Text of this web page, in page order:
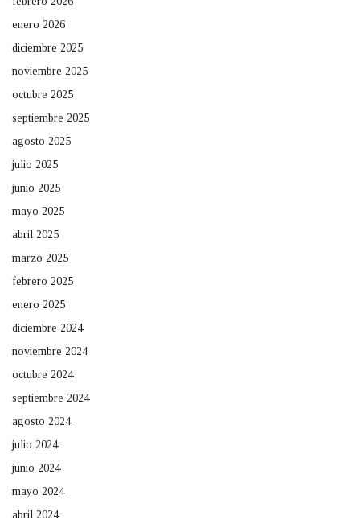
enero 2026
diciembre 2025
noviembre 2025
octubre 2025
septiembre 2025
agosto 2025
julio 2025
junio 2025
mayo 2025
abril 2025
marzo 2025
febrero 2025
enero 2025
diciembre 2024
noviembre 2024
octubre 2024
septiembre 2024
agosto 2024
julio 2024
junio 2024
mayo 2024
abril 2024